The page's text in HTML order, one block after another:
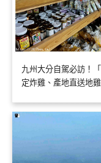
九州大分自駕必訪！
定炸雞、產地直送地